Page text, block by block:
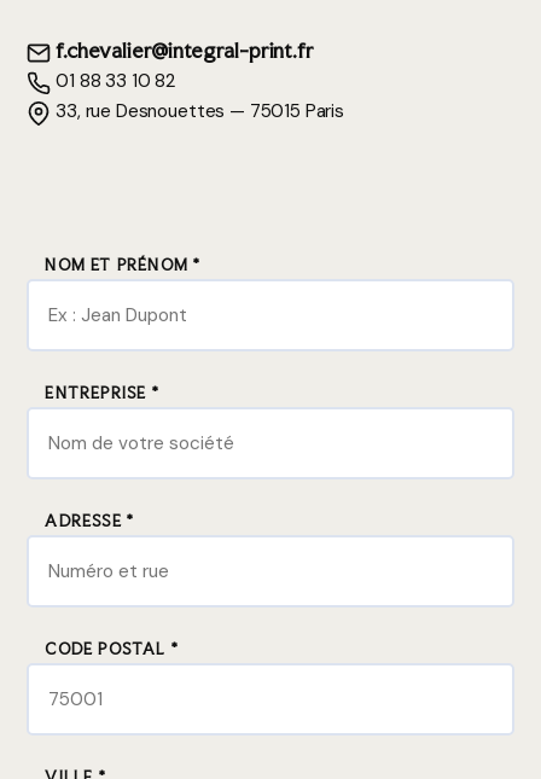
f.chevalier@integral-print.fr
01 88 33 10 82
33, rue Desnouettes — 75015 Paris
NOM ET PRÉNOM *
ENTREPRISE *
ADRESSE *
CODE POSTAL *